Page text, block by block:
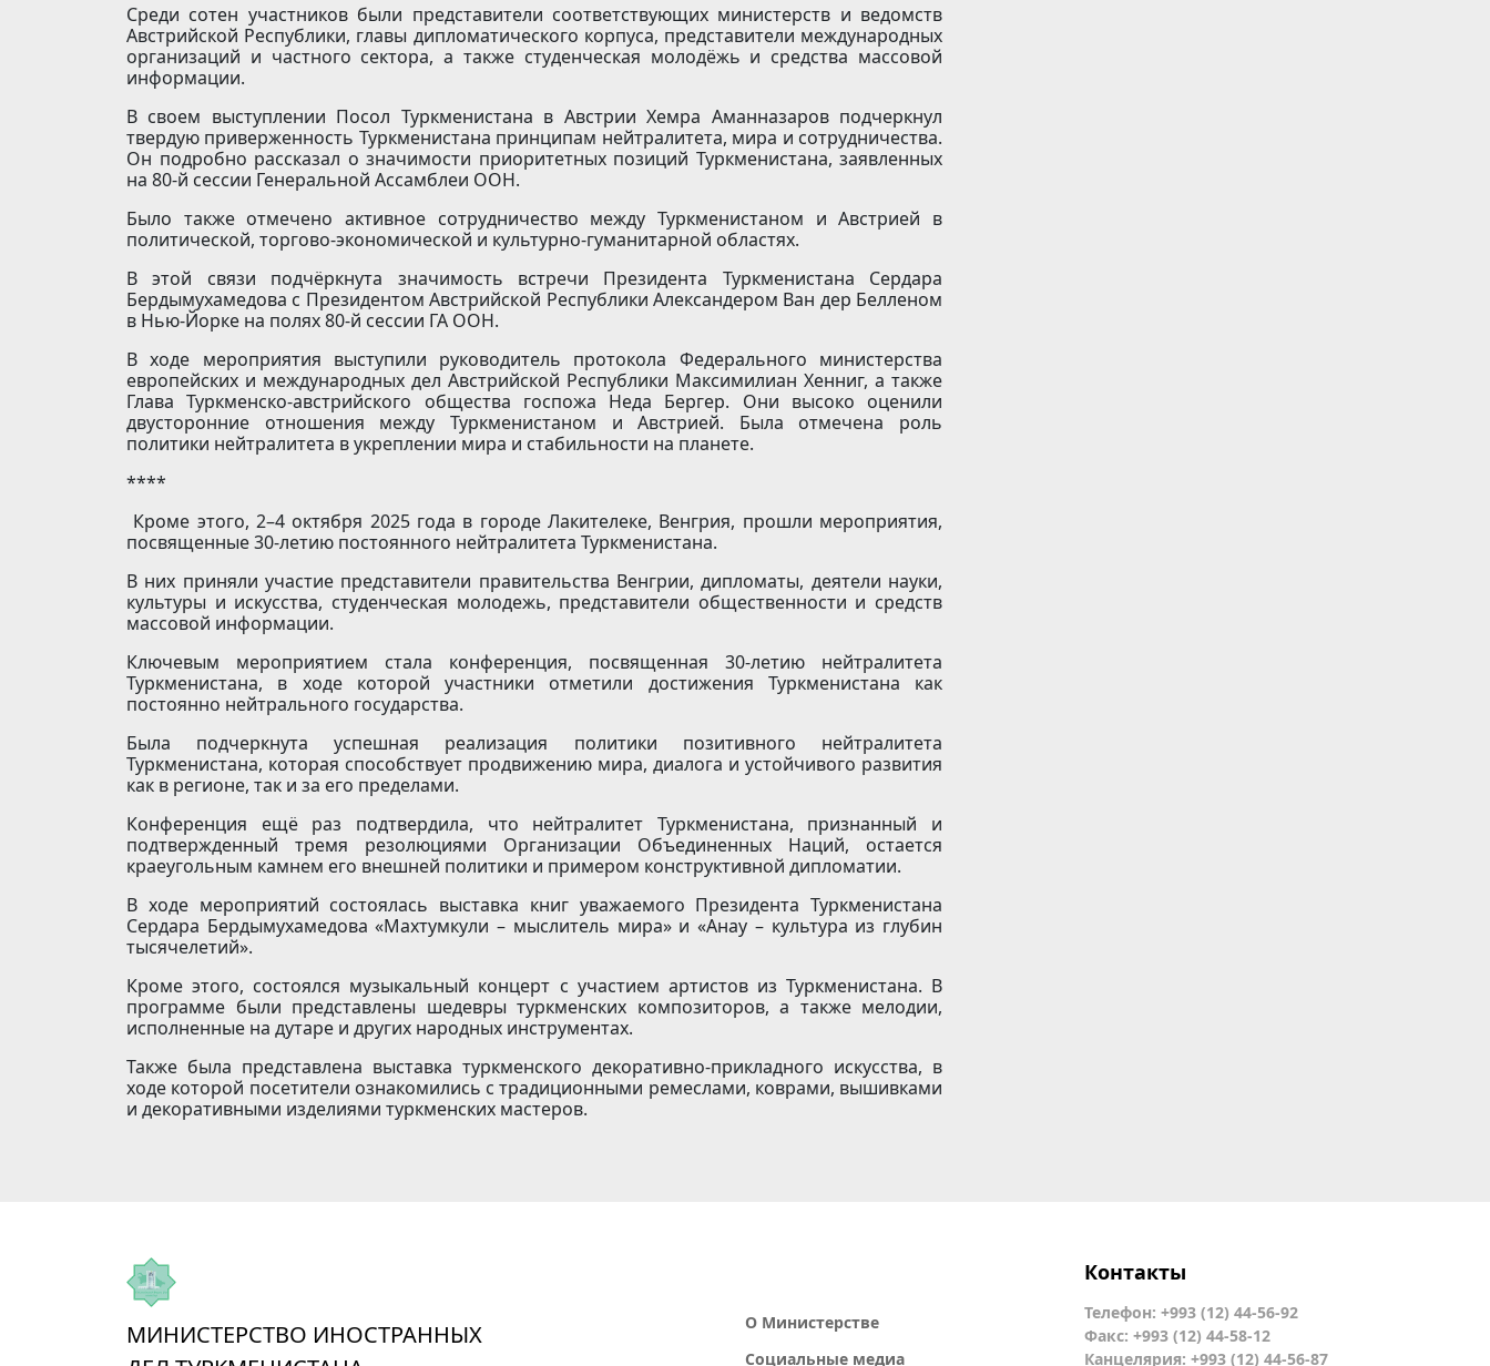
Среди сотен участников были представители соответствующих министерств и ведомств
Австрийской Республики, главы дипломатического корпуса, представители международных
организаций и частного сектора, а также студенческая молодёжь и средства массовой
информации.
В своем выступлении Посол Туркменистана в Австрии Хемра Аманназаров подчеркнул
твердую приверженность Туркменистана принципам нейтралитета, мира и сотрудничества.
Он подробно рассказал о значимости приоритетных позиций Туркменистана, заявленных
на 80-й сессии Генеральной Ассамблеи ООН.
Было также отмечено активное сотрудничество между Туркменистаном и Австрией в
политической, торгово-экономической и культурно-гуманитарной областях.
В этой связи подчёркнута значимость встречи Президента Туркменистана Сердара
Бердымухамедова с Президентом Австрийской Республики Александером Ван дер Белленом
в Нью-Йорке на полях 80-й сессии ГА ООН.
В ходе мероприятия выступили руководитель протокола Федерального министерства
европейских и международных дел Австрийской Республики Максимилиан Хенниг, а также
Глава Туркменско-австрийского общества госпожа Неда Бергер. Они высоко оценили
двусторонние отношения между Туркменистаном и Австрией. Была отмечена роль
политики нейтралитета в укреплении мира и стабильности на планете.
****
Кроме этого, 2–4 октября 2025 года в городе Лакителеке, Венгрия, прошли мероприятия,
посвященные 30-летию постоянного нейтралитета Туркменистана.
В них приняли участие представители правительства Венгрии, дипломаты, деятели науки,
культуры и искусства, студенческая молодежь, представители общественности и средств
массовой информации.
Ключевым мероприятием стала конференция, посвященная 30-летию нейтралитета
Туркменистана, в ходе которой участники отметили достижения Туркменистана как
постоянно нейтрального государства.
Была подчеркнута успешная реализация политики позитивного нейтралитета
Туркменистана, которая способствует продвижению мира, диалога и устойчивого развития
как в регионе, так и за его пределами.
Конференция ещё раз подтвердила, что нейтралитет Туркменистана, признанный и
подтвержденный тремя резолюциями Организации Объединенных Наций, остается
краеугольным камнем его внешней политики и примером конструктивной дипломатии.
В ходе мероприятий состоялась выставка книг уважаемого Президента Туркменистана
Сердара Бердымухамедова «Махтумкули – мыслитель мира» и «Анау – культура из глубин
тысячелетий».
Кроме этого, состоялся музыкальный концерт с участием артистов из Туркменистана. В
программе были представлены шедевры туркменских композиторов, а также мелодии,
исполненные на дутаре и других народных инструментах.
Также была представлена выставка туркменского декоративно-прикладного искусства, в
ходе которой посетители ознакомились с традиционными ремеслами, коврами, вышивками
и декоративными изделиями туркменских мастеров.
МИНИСТЕРСТВО ИНОСТРАННЫХ
О Министерстве
Социальные медиа
Контакты
Телефон: +993 (12) 44-56-92
Факс: +993 (12) 44-58-12
Канцелярия: +993 (12) 44-56-87